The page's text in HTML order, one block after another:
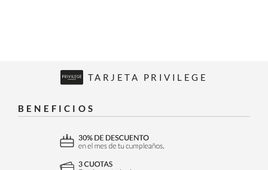
TARJETA PRIVILEGE
BENEFICIOS